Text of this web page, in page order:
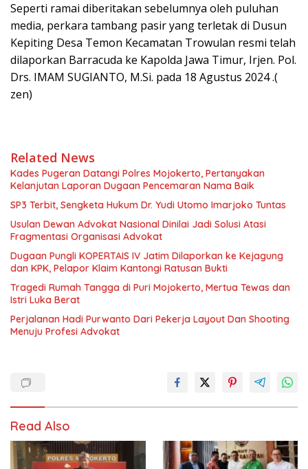
Seperti ramai diberitakan sebelumnya oleh puluhan
media, perkara tambang pasir yang terletak di Dusun
Kepiting Desa Temon Kecamatan Trowulan resmi telah
dilaporkan Barracuda ke Kapolda Jawa Timur, Irjen. Pol.
Drs. IMAM SUGIANTO, M.Si. pada 18 Agustus 2024 .(
zen)
Related News
Kades Pugeran Datangi Polres Mojokerto, Pertanyakan
Kelanjutan Laporan Dugaan Pencemaran Nama Baik
SP3 Terbit, Sengketa Hukum Dr. Yudi Utomo Imarjoko Tuntas
Usulan Dewan Advokat Nasional Dinilai Jadi Solusi Atasi
Fragmentasi Organisasi Advokat
Dugaan Pungli KOPERTAIS IV Jatim Dilaporkan ke Kejagung
dan KPK, Pelapor Klaim Kantongi Ratusan Bukti
Tragedi Rumah Tangga di Puri Mojokerto, Mertua Tewas dan
Istri Luka Berat
Perjalanan Hadi Purwanto Dari Pekerja Layout Dan Shooting
Menuju Profesi Advokat
Read Also